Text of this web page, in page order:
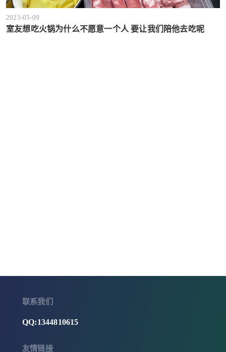
2023-05-09
室友想吃火锅为什么不愿意一个人 要让我们陪他去吃呢
友情链接
联系我们
QQ:1344810615